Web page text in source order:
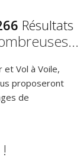
Résultats
et Vol à Voile,
proposeront
de